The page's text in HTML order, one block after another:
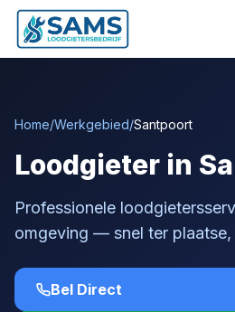
Home/Werkgebied/Santpoort
Loodgieter in
Professionele
omgeving — snel ter plaatse,
Bel Direct